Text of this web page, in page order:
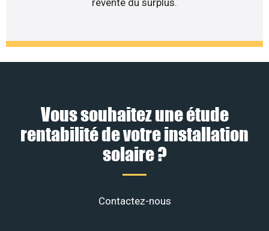
revente du surplus.
Vous souhaitez une étude
rentabilité de votre installation
solaire ?
Contactez-nous